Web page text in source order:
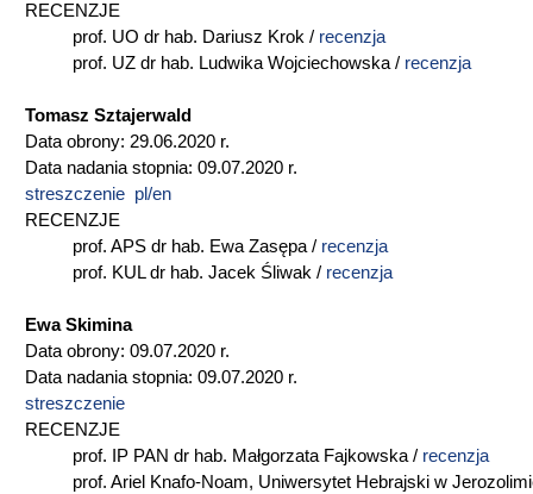
RECENZJE
prof. UO dr hab. Dariusz Krok / recenzja
prof. UZ dr hab. Ludwika Wojciechowska / recenzja
Tomasz Sztajerwald
Data obrony: 29.06.2020 r.
Data nadania stopnia: 09.07.2020 r.
streszczenie pl/en
RECENZJE
prof. APS dr hab. Ewa Zasępa / recenzja
prof. KUL dr hab. Jacek Śliwak / recenzja
Ewa Skimina
Data obrony: 09.07.2020 r.
Data nadania stopnia: 09.07.2020 r.
streszczenie
RECENZJE
prof. IP PAN dr hab. Małgorzata Fajkowska / recenzja
prof. Ariel Knafo-Noam, Uniwersytet Hebrajski w